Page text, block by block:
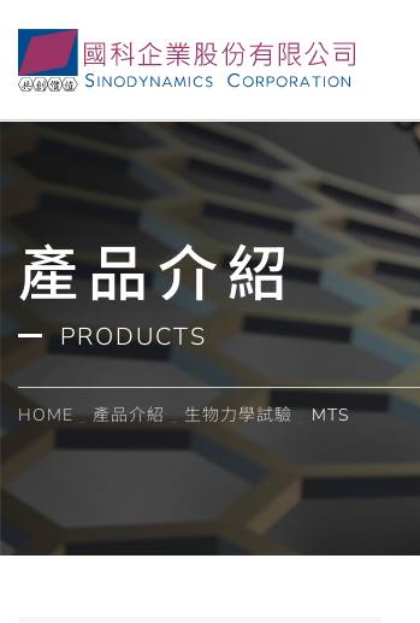
產品介紹
PRODUCTS
HOME 產品介紹 生物力學試驗 MTS